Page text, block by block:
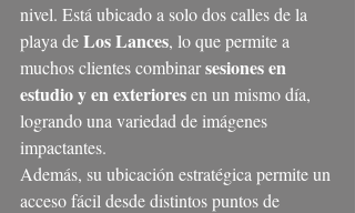
nivel. Está ubicado a solo dos calles de la
playa de Los Lances, lo que permite a
muchos clientes combinar sesiones en
estudio y en exteriores en un mismo día,
logrando una variedad de imágenes
impactantes.
Además, su ubicación estratégica permite un
acceso fácil desde distintos puntos de